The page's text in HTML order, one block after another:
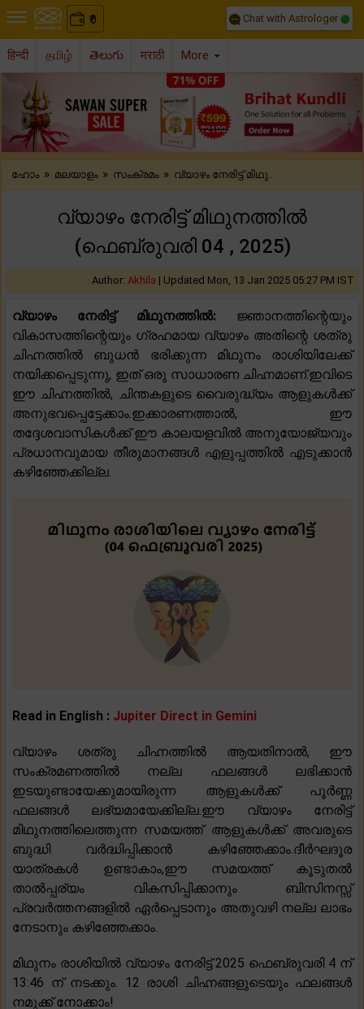
₹
0 Chat with Astrologer
हिन्दी தமிழ் తెలుగు मराठी More
Previous
ഹോം » മലയാളം » സംക്രമം » വ്യാഴം നേരിട്ട് മിഥു..
വ്യാഴം നേരിട്ട് മിഥുനത്തിൽ
(ഫെബ്രുവരി 04 , 2025)
Author: Akhila | Updated Mon, 13 Jan 2025 05:27 PM IST
വ്യാഴം നേരിട്ട് മിഥുനത്തിൽ: ജ്ഞാനത്തിന്റെയും
വികാസത്തിന്റെയും ഗ്രഹമായ വ്യാഴം അതിന്റെ ശത്രു
ചിഹ്നത്തിൽ ബുധൻ ഭരിക്കുന്ന മിഥുനം രാശിയിലേക്ക്
നയിക്കപ്പെടുന്നു, ഇത് ഒരു സാധാരണ ചിഹ്നമാണ്.ഇവിടെ
ഈ ചിഹ്നത്തിൽ, ചിന്തകളുടെ വൈരുദ്ധ്യം ആളുകൾക്ക്
അനുഭവപ്പെട്ടേക്കാം.ഇക്കാരണത്താൽ, ഈ
തദ്ദേശവാസികൾക്ക് ഈ കാലയളവിൽ അനുയോജ്യവും
പ്രധാനവുമായ തീരുമാനങ്ങൾ എളുപ്പത്തിൽ എടുക്കാൻ
കഴിഞ്ഞേക്കില്ല.
Read in English : Jupiter Direct in Gemini
വ്യാഴം ശത്രു ചിഹ്നത്തിൽ ആയതിനാൽ, ഈ
സംക്രമണത്തിൽ നല്ല ഫലങ്ങൾ ലഭിക്കാൻ
ഇടയുണ്ടായേക്കുമായിരുന്ന ആളുകൾക്ക് പൂർണ്ണ
ഫലങ്ങൾ ലഭ്യമായേക്കില്ല.ഈ വ്യാഴം നേരിട്ട്
മിഥുനത്തിലെത്തുന്ന സമയത്ത് ആളുകൾക്ക് അവരുടെ
ബുദ്ധി വർദ്ധിപ്പിക്കാൻ കഴിഞ്ഞേക്കാം.ദീർഘദൂര
യാത്രകൾ ഉണ്ടാകാം,ഈ സമയത്ത് കൂടുതൽ
താൽപ്പര്യം വികസിപ്പിക്കാനും ബിസിനസ്സ്
പ്രവർത്തനങ്ങളിൽ ഏർപ്പെടാനും അതുവഴി നല്ല ലാഭം
നേടാനും കഴിഞ്ഞേക്കാം.
മിഥുനം രാശിയിൽ വ്യാഴം നേരിട്ട് 2025 ഫെബ്രുവരി 4 ന്
13:46 ന് നടക്കും. 12 രാശി ചിഹ്നങ്ങളുടെയും ഫലങ്ങൾ
നമുക്ക് നോക്കാം!